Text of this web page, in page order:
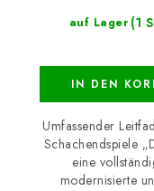
auf Lager (1
IN DEN
Umfassender
Schachendspiele
eine
modernisierte